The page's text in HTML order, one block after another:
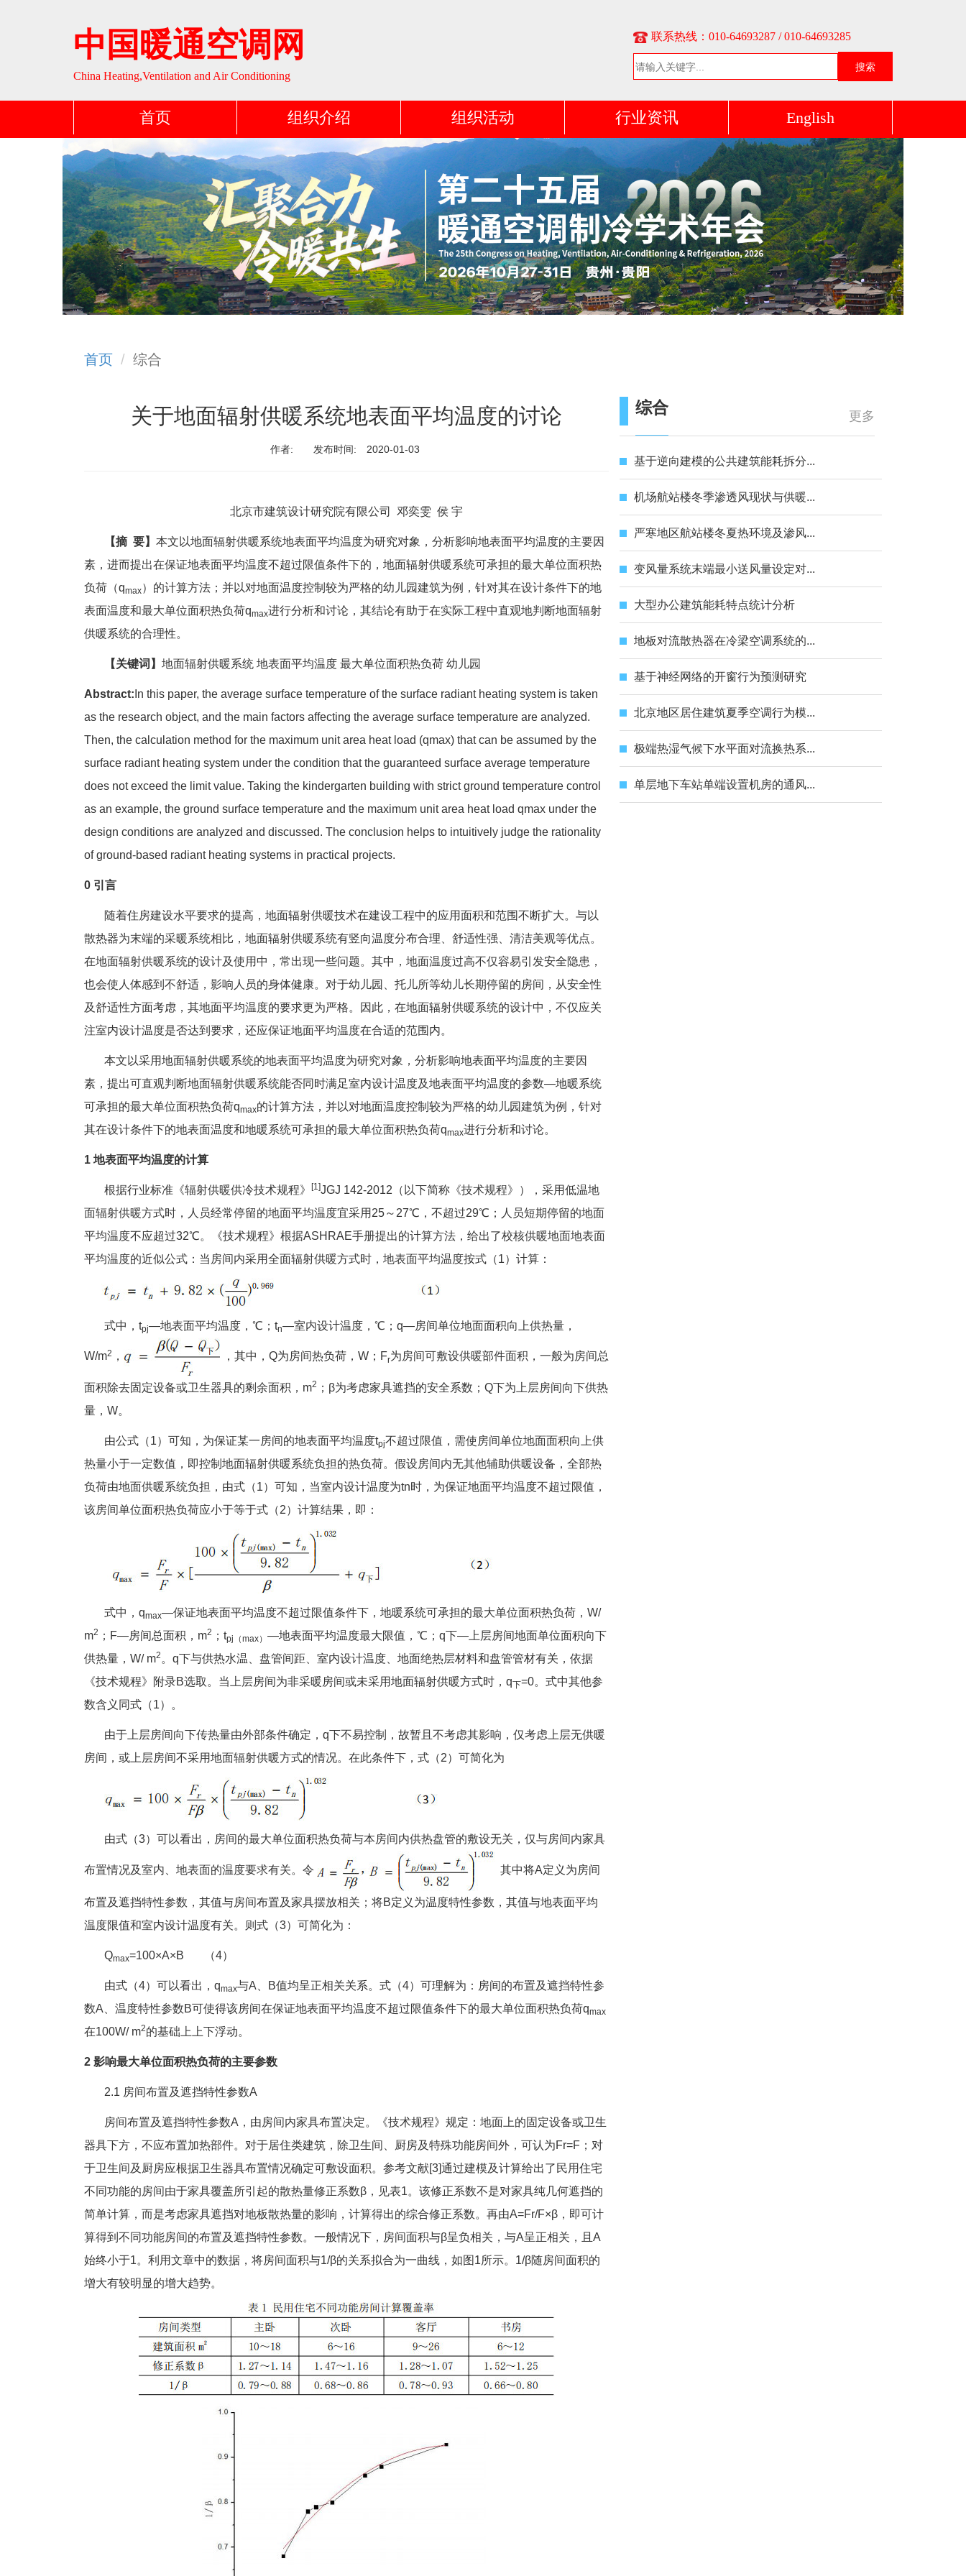
中国暖通空调网
China Heating,Ventilation and Air Conditioning
联系热线：010-64693287 / 010-64693285
搜索
首页 组织介绍 组织活动 行业资讯 English
首页 综合
关于地面辐射供暖系统地表面平均温度的讨论
作者: 发布时间: 2020-01-03
北京市建筑设计研究院有限公司 邓奕雯 侯 宇
【摘 要】 本文以地面辐射供暖系统地表面平均温度为研究对象，分析影响地表面平均温度的主要因
素，进而提出在保证地表面平均温度不超过限值条件下的，地面辐射供暖系统可承担的最大单位面积热
负荷（qmax）的计算方法；并以对地面温度控制较为严格的幼儿园建筑为例，针对其在设计条件下的地
表面温度和最大单位面积热负荷qmax进行分析和讨论，其结论有助于在实际工程中直观地判断地面辐射
供暖系统的合理性。
【关键词】 地面辐射供暖系统 地表面平均温度 最大单位面积热负荷 幼儿园
Abstract: In this paper, the average surface temperature of the surface radiant heating system is taken
as the research object, and the main factors affecting the average surface temperature are analyzed.
Then, the calculation method for the maximum unit area heat load (qmax) that can be assumed by the
surface radiant heating system under the condition that the guaranteed surface average temperature
does not exceed the limit value. Taking the kindergarten building with strict ground temperature control
as an example, the ground surface temperature and the maximum unit area heat load qmax under the
design conditions are analyzed and discussed. The conclusion helps to intuitively judge the rationality
of ground-based radiant heating systems in practical projects.
0 引言
随着住房建设水平要求的提高，地面辐射供暖技术在建设工程中的应用面积和范围不断扩大。与以
散热器为末端的采暖系统相比，地面辐射供暖系统有竖向温度分布合理、舒适性强、清洁美观等优点。
在地面辐射供暖系统的设计及使用中，常出现一些问题。其中，地面温度过高不仅容易引发安全隐患，
也会使人体感到不舒适，影响人员的身体健康。对于幼儿园、托儿所等幼儿长期停留的房间，从安全性
及舒适性方面考虑，其地面平均温度的要求更为严格。因此，在地面辐射供暖系统的设计中，不仅应关
注室内设计温度是否达到要求，还应保证地面平均温度在合适的范围内。
本文以采用地面辐射供暖系统的地表面平均温度为研究对象，分析影响地表面平均温度的主要因
素，提出可直观判断地面辐射供暖系统能否同时满足室内设计温度及地表面平均温度的参数—地暖系统
可承担的最大单位面积热负荷qmax的计算方法，并以对地面温度控制较为严格的幼儿园建筑为例，针对
其在设计条件下的地表面温度和地暖系统可承担的最大单位面积热负荷qmax进行分析和讨论。
1 地表面平均温度的计算
根据行业标准《辐射供暖供冷技术规程》 [1]JGJ 142-2012（以下简称《技术规程》），采用低温地
面辐射供暖方式时，人员经常停留的地面平均温度宜采用25～27℃，不超过29℃；人员短期停留的地面
平均温度不应超过32℃。《技术规程》根据ASHRAE手册提出的计算方法，给出了校核供暖地面地表面
平均温度的近似公式：当房间内采用全面辐射供暖方式时，地表面平均温度按式（1）计算：
式中，tpj—地表面平均温度，℃；tn—室内设计温度，℃；q—房间单位地面面积向上供热量，
W/m2 ， ，其中，Q为房间热负荷，W；Fr为房间可敷设供暖部件面积，一般为房间总
面积除去固定设备或卫生器具的剩余面积，m2 ；β为考虑家具遮挡的安全系数；Q下为上层房间向下供热
量，W。
由公式（1）可知，为保证某一房间的地表面平均温度tpj不超过限值，需使房间单位地面面积向上供
热量小于一定数值，即控制地面辐射供暖系统负担的热负荷。假设房间内无其他辅助供暖设备，全部热
负荷由地面供暖系统负担，由式（1）可知，当室内设计温度为tn时，为保证地面平均温度不超过限值，
该房间单位面积热负荷应小于等于式（2）计算结果，即：
式中，qmax—保证地表面平均温度不超过限值条件下，地暖系统可承担的最大单位面积热负荷，W/
m2 ；F—房间总面积，m2 ；tpj（max） —地表面平均温度最大限值，℃；q下—上层房间地面单位面积向下
供热量，W/ m2 。q下与供热水温、盘管间距、室内设计温度、地面绝热层材料和盘管管材有关，依据
《技术规程》附录B选取。当上层房间为非采暖房间或未采用地面辐射供暖方式时，q下=0。式中其他参
数含义同式（1）。
由于上层房间向下传热量由外部条件确定，q下不易控制，故暂且不考虑其影响，仅考虑上层无供暖
房间，或上层房间不采用地面辐射供暖方式的情况。在此条件下，式（2）可简化为
由式（3）可以看出，房间的最大单位面积热负荷与本房间内供热盘管的敷设无关，仅与房间内家具
布置情况及室内、地表面的温度要求有关。令 其中将A定义为房间
布置及遮挡特性参数，其值与房间布置及家具摆放相关；将B定义为温度特性参数，其值与地表面平均
温度限值和室内设计温度有关。则式（3）可简化为：
Qmax=100×A×B （4）
由式（4）可以看出，qmax与A、B值均呈正相关关系。式（4）可理解为：房间的布置及遮挡特性参
数A、温度特性参数B可使得该房间在保证地表面平均温度不超过限值条件下的最大单位面积热负荷qmax
在100W/ m2的基础上上下浮动。
2 影响最大单位面积热负荷的主要参数
2.1 房间布置及遮挡特性参数A
房间布置及遮挡特性参数A，由房间内家具布置决定。《技术规程》规定：地面上的固定设备或卫生
器具下方，不应布置加热部件。对于居住类建筑，除卫生间、厨房及特殊功能房间外，可认为Fr=F；对
于卫生间及厨房应根据卫生器具布置情况确定可敷设面积。参考文献[3]通过建模及计算给出了民用住宅
不同功能的房间由于家具覆盖所引起的散热量修正系数β，见表1。该修正系数不是对家具纯几何遮挡的
简单计算，而是考虑家具遮挡对地板散热量的影响，计算得出的综合修正系数。再由A=Fr/F×β，即可计
算得到不同功能房间的布置及遮挡特性参数。一般情况下，房间面积与β呈负相关，与A呈正相关，且A
始终小于1。利用文章中的数据，将房间面积与1/β的关系拟合为一曲线，如图1所示。1/β随房间面积的
增大有较明显的增大趋势。
综合 更多
基于逆向建模的公共建筑能耗拆分...
机场航站楼冬季渗透风现状与供暖...
严寒地区航站楼冬夏热环境及渗风...
变风量系统末端最小送风量设定对...
大型办公建筑能耗特点统计分析
地板对流散热器在冷梁空调系统的...
基于神经网络的开窗行为预测研究
北京地区居住建筑夏季空调行为模...
极端热湿气候下水平面对流换热系...
单层地下车站单端设置机房的通风...